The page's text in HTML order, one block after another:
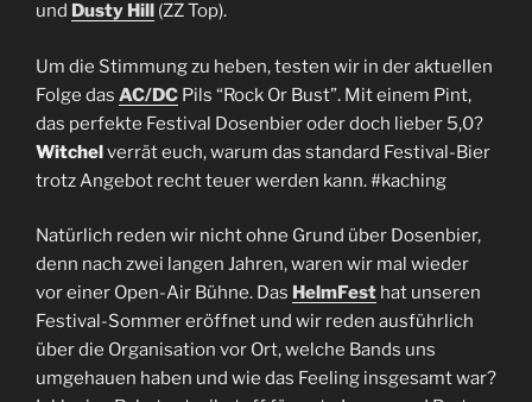
und Dusty Hill (ZZ Top).
Um die Stimmung zu heben, testen wir in der aktuellen
Folge das AC/DC Pils “Rock Or Bust”. Mit einem Pint,
das perfekte Festival Dosenbier oder doch lieber 5,0?
Witchelverrät euch, warum das standard Festival-Bier
trotz Angebot recht teuer werden kann. #kaching
Natürlich reden wir nicht ohne Grund über Dosenbier,
denn nach zwei langen Jahren, waren wir mal wieder
vor einer Open-Air Bühne. Das HelmFest hat unseren
Festival-Sommer eröffnet und wir reden ausführlich
über die Organisation vor Ort, welche Bands uns
umgehauen haben und wie das Feeling insgesamt war?